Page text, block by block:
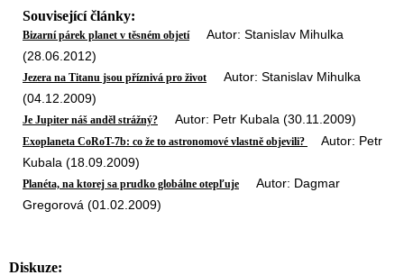
Související články:
Bizarní párek planet v těsném objetíAutor: Stanislav Mihulka
(28.06.2012)
Jezera na Titanu jsou příznivá pro život Autor: Stanislav Mihulka
(04.12.2009)
Je Jupiter náš anděl strážný? Autor: Petr Kubala (30.11.2009)
Exoplaneta CoRoT-7b: co že to astronomové vlastně objevili?
Autor: Petr
Kubala (18.09.2009)
Planéta, na ktorej sa prudko globálne otepľuje Autor: Dagmar
Gregorová (01.02.2009)
Diskuze: